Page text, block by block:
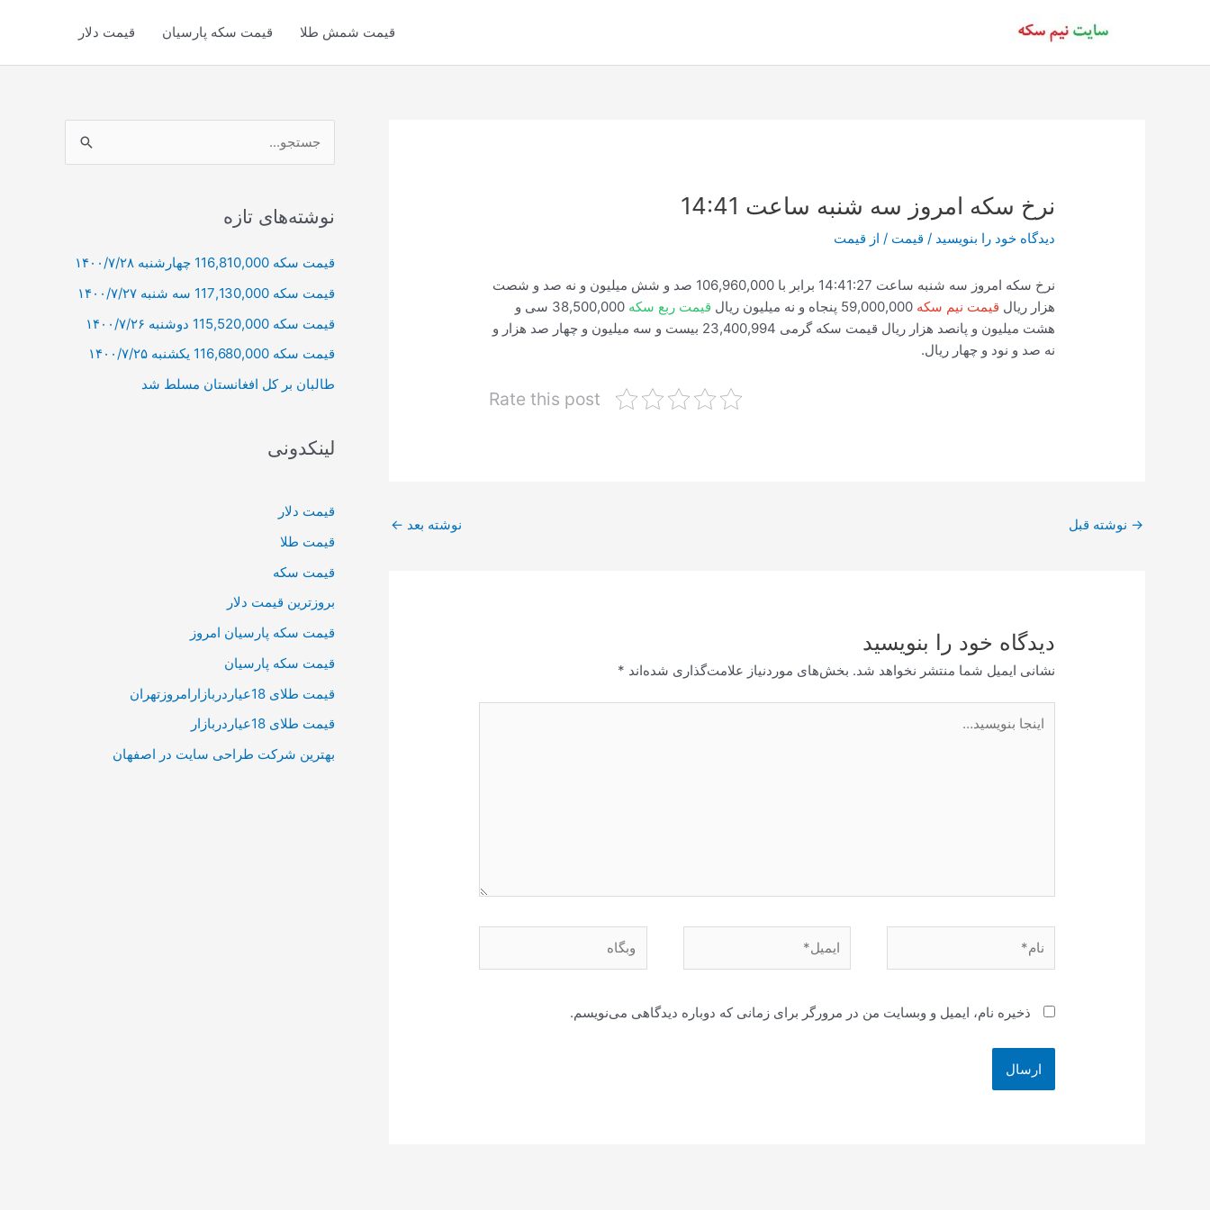
قیمت شمش طلا قیمت سکه پارسیان قیمت دلار
نرخ سکه امروز سه شنبه ساعت 14:41
دیدگاه‌ خود را بنویسید / قیمت / از قیمت
نرخ سکه امروز سه شنبه ساعت 14:41:27 برابر با 106,960,000 صد و شش میلیون و نه صد و شصت
هزار ریال قیمت نیم سکه59,000,000 پنجاه و نه میلیون ریال قیمت ربع سکه
38,500,000 سی و
هشت میلیون و پانصد هزار ریال قیمت سکه گرمی 23,400,994 بیست و سه میلیون و چهار صد هزار و
نه صد و نود و چهار ریال.
Rate this post
پیمایش
→ نوشته قبل نوشته بعد ←
دیدگاه‌ خود را بنویسید
نشانی ایمیل شما منتشر نخواهد شد. بخش‌های موردنیاز علامت‌گذاری شده‌اند *
بنویسید…
ذخیره نام، ایمیل و وبسایت من در مرورگر برای زمانی که دوباره دیدگاهی می‌نویسم.
ج
ب
ر
ا
ی
نوشته‌های تازه
قیمت سکه 116,810,000 چهارشنبه ۱۴۰۰/۷/۲۸
قیمت سکه 117,130,000 سه شنبه ۱۴۰۰/۷/۲۷
قیمت سکه 115,520,000 دوشنبه ۱۴۰۰/۷/۲۶
قیمت سکه 116,680,000 یکشنبه ۱۴۰۰/۷/۲۵
طالبان بر كل افغانستان مسلط شد
لینکدونی
قیمت دلار
قیمت طلا
قیمت سکه
بروزترین قیمت دلار
قیمت سکه پارسیان امروز
قیمت سکه پارسیان
قیمت طلای 18عیاردربازارامروزتهران
قیمت طلای 18عیاردربازار
بهترین شرکت طراحی سایت در اصفهان